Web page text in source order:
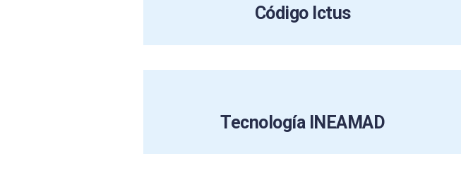
Código Ictus
Tecnología INEAMAD